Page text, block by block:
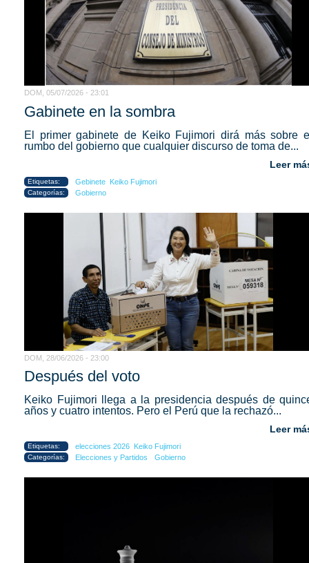
DOM, 05/07/2026 - 23:01
Gabinete en la sombra
El primer gabinete de Keiko Fujimori dirá más sobre
rumbo del gobierno que cualquier discurso de toma de...
Leer
Etiquetas: Gebinete Keiko Fujimori
Categorías: Gobierno
DOM, 28/06/2026 - 23:00
Después del voto
Keiko Fujimori llega a la presidencia después de
años y cuatro intentos. Pero el Perú que la rechazó...
Leer
Etiquetas: elecciones 2026 Keiko Fujimori
Categorías: Elecciones y Partidos Gobierno